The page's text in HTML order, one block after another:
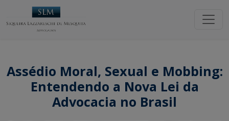
Assédio Moral, Sexual e Mobbing:
Entendendo a Nova Lei da
Advocacia no Brasil